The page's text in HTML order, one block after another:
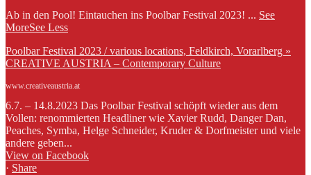
Ab in den Pool! Eintauchen ins Poolbar Festival 2023! ... See
MoreSee Less
Poolbar Festival 2023 / various locations, Feldkirch, Vorarlberg »
CREATIVE AUSTRIA – Contemporary Culture
www.creativeaustria.at
6.7. – 14.8.2023 Das Poolbar Festival schöpft wieder aus dem
Vollen: renommierten Headliner wie Xavier Rudd, Danger Dan,
Peaches, Symba, Helge Schneider, Kruder & Dorfmeister und viele
andere geben...
View on Facebook
· Share